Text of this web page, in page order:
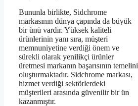
Bununla birlikte, Sidchrome
markasının dünya çapında da büyük
bir ünü vardır. Yüksek kaliteli
ürünlerinin yanı sıra, müşteri
memnuniyetine verdiği önem ve
sürekli olarak yenilikçi ürünler
üretmesi markanın başarısının temelini
oluşturmaktadır. Sidchrome markası,
hizmet verdiği sektörlerdeki
müşterileri arasında güvenilir bir ün
kazanmıştır.